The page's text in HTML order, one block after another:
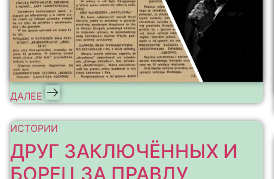
ДАЛЕЕ
ИСТОРИИ
ДРУГ ЗАКЛЮЧЁННЫХ И
БОРЕЦ ЗА ПРАВДУ